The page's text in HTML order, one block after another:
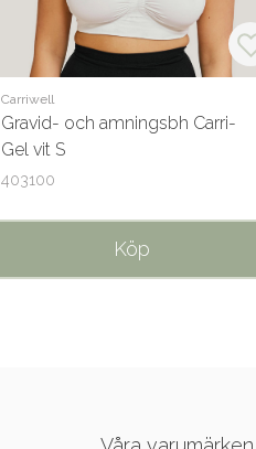
Carriwell
Gravid- och amningsbh Carri-
Gel vit S
403100
Köp